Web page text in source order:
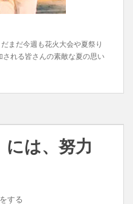
まだ今週も花火大会や夏祭り
れる皆さんの素敵な夏の思い
には、努力
する